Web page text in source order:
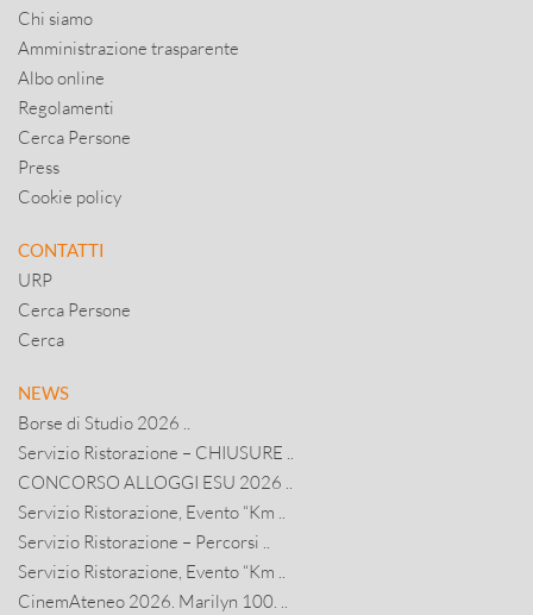
Chi siamo
Amministrazione trasparente
Albo online
Regolamenti
Cerca Persone
Press
Cookie policy
CONTATTI
URP
Cerca Persone
Cerca
NEWS
Borse di Studio 2026 ..
Servizio Ristorazione – CHIUSURE ..
CONCORSO ALLOGGI ESU 2026 ..
Servizio Ristorazione, Evento “Km ..
Servizio Ristorazione – Percorsi ..
Servizio Ristorazione, Evento “Km ..
CinemAteneo 2026. Marilyn 100. ..